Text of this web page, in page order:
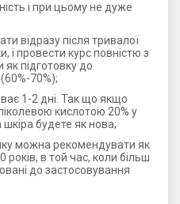
і при цьому не дуже
відразу після тривалої
і провести курс повністю з
підготовку до
70%);
1-2 дні. Так що якщо
кислотою 20% у
будете як нова;
можна рекомендувати як
років, в той час, коли більш
до застосовування